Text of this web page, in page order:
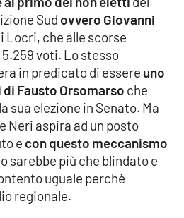
Grippo
Sud ovvero Giovanni
Locri, che alle scorse
voti. Lo stesso
in predicato di essere uno
Fausto Orsomarso che
sua elezione in Senato. Ma
Neri aspira ad un posto
e con questo meccanismo
sarebbe più che blindato e
uguale perchè
regionale.